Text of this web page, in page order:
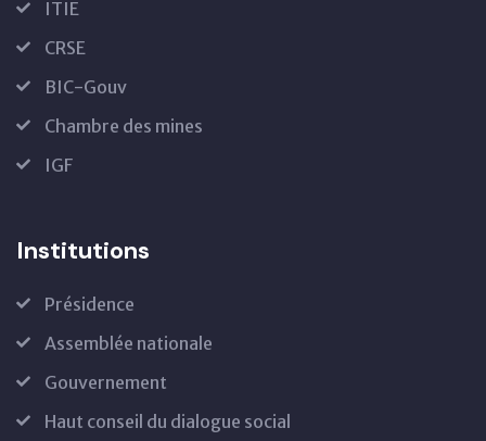
ITIE
CRSE
BIC-Gouv
Chambre des mines
IGF
Institutions
Présidence
Assemblée nationale
Gouvernement
Haut conseil du dialogue social